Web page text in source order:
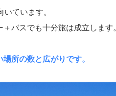
ています。
バスでも十分旅は成立します。
所の数と広がりです。